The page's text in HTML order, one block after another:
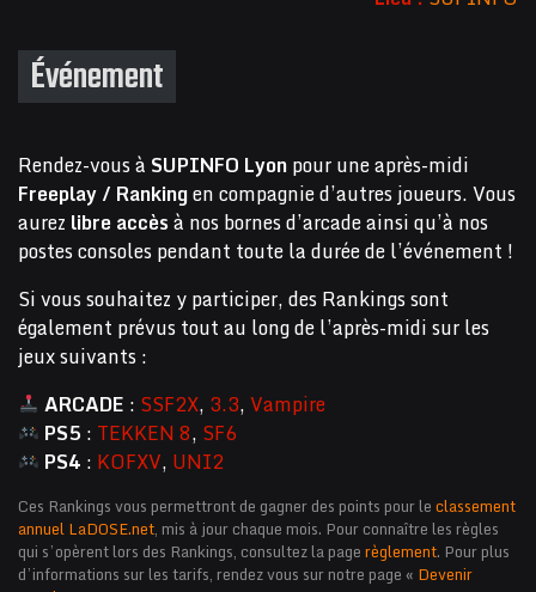
Événement
Rendez-vous à SUPINFO Lyonpour une après-midi
Freeplay / Rankingen compagnie d’autres joueurs. Vous
aurez libre accèsà nos bornes d’arcade ainsi qu’à nos
postes consoles pendant toute la durée de l’événement !
Si vous souhaitez y participer, des Rankings sont
également prévus tout au long de l’après-midi sur les
jeux suivants :
ARCADE : SSF2X, 3.3,Vampire
PS5 : TEKKEN 8, SF6
PS4 : KOFXV, UNI2
Ces Rankings vous permettront de gagner des points pour le classement
annuel LaDOSE.net, mis à jour chaque mois. Pour connaître les règles
qui s’opèrent lors des Rankings, consultez la page règlement. Pour plus
d’informations sur les tarifs, rendez vous sur notre page « Devenir